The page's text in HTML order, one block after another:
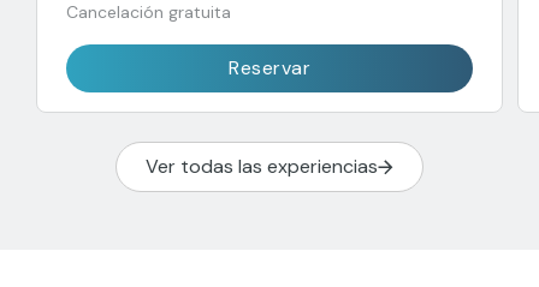
Cancelación gratuita
Reservar
Ver todas las experiencias